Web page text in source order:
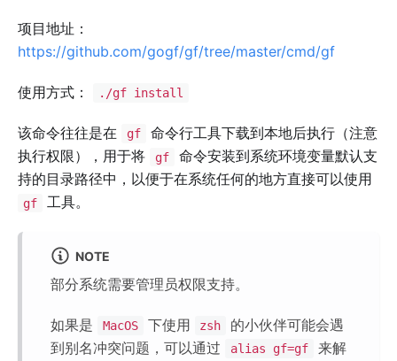
项目地址：
https://github.com/gogf/gf/tree/master/cmd/gf
使用方式： ./gf install
该命令往往是在 gf
命令行工具下载到本地后执行（注意
执行权限），用于将
gf
命令安装到系统环境变量默认支
持的目录路径中，以便于在系统任何的地方直接可以使用
gf 工具。
NOTE
部分系统需要管理员权限支持。
如果是 MacOS 下使用 zsh
的小伙伴可能会遇
到别名冲突问题，可以通过
alias gf=gf
来解